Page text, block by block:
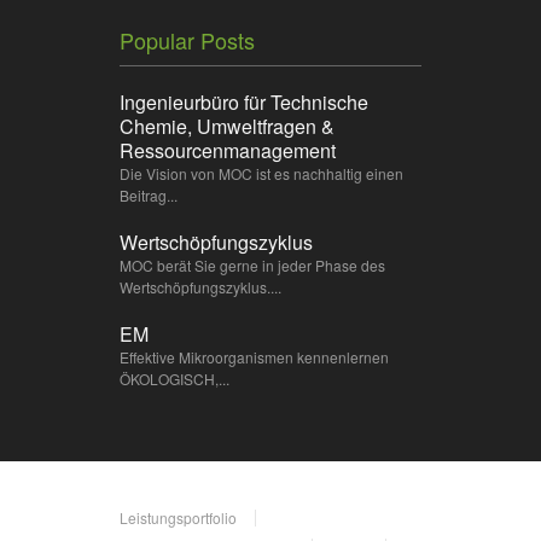
eines riesigen Clips dargestellt, strahlt
ausstrahlt ).
Popular Posts
Ingenieurbüro für Technische
Chemie, Umweltfragen &
Ressourcenmanagement
Die Vision von MOC ist es nachhaltig einen
Beitrag...
Wertschöpfungszyklus
MOC berät Sie gerne in jeder Phase des
Wertschöpfungszyklus....
EM
Effektive Mikroorganismen kennenlernen
ÖKOLOGISCH,...
Leistungsportfolio